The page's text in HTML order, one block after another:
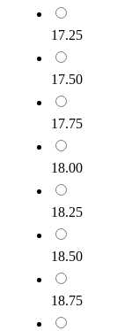
17.25
17.50
17.75
18.00
18.25
18.50
18.75